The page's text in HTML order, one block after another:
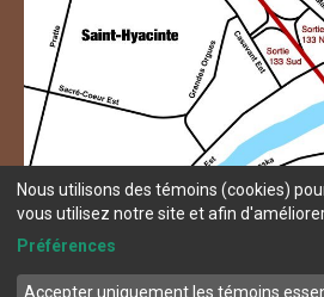
Nous utilisons des témoins (cookies)
vous utilisez notre site et afin
Préférences
Accepter uniquement les témoins